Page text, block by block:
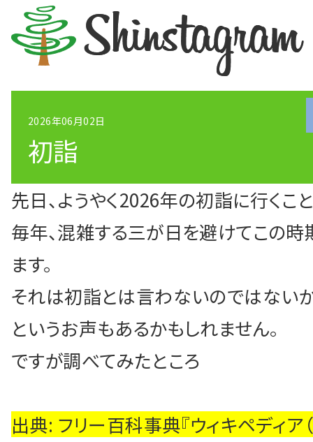
お電話、またはメールにてお気
04-2994-5080
HOME
シン中央会計の特長
2026年06月02日
初詣
先日、ようやく2026年の初詣に行くこ
毎年、混雑する三が日を避けてこの
ます。
それは初詣とは言わないのではない
というお声もあるかもしれません。
ですが調べてみたところ
出典: フリー百科事典『ウィキペディア